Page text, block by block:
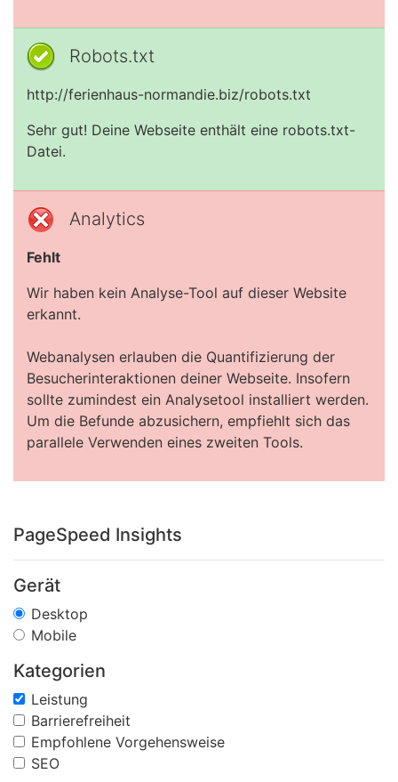
Robots.txt
http://ferienhaus-normandie.biz/robots.txt
Sehr gut! Deine Webseite enthält eine robots.txt-
Datei.
Analytics
Fehlt
Wir haben kein Analyse-Tool auf dieser Website
erkannt.
Webanalysen erlauben die Quantifizierung der
Besucherinteraktionen deiner Webseite. Insofern
sollte zumindest ein Analysetool installiert werden.
Um die Befunde abzusichern, empfiehlt sich das
parallele Verwenden eines zweiten Tools.
PageSpeed Insights
Gerät
Desktop
Mobile
Kategorien
Leistung
Barrierefreiheit
Empfohlene Vorgehensweise
SEO